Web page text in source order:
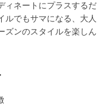
ィネートにプラスするだ
ルでもサマになる、大人
ズンのスタイルを楽しん